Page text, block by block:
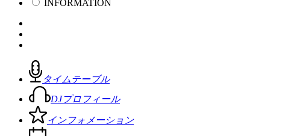
INFORMATION
タイムテーブル
DJプロフィール
インフォメーション